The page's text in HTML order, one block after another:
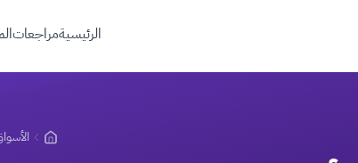
الرئيسيةمراجعات